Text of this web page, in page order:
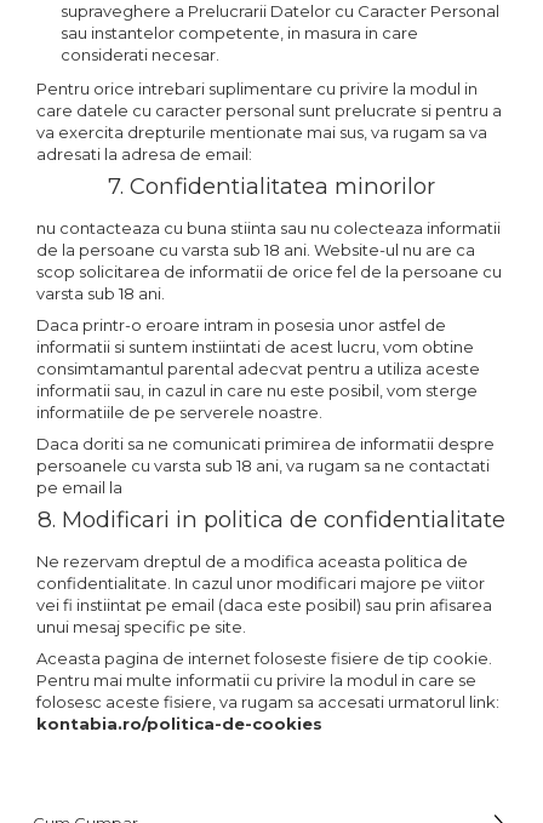
supraveghere a Prelucrarii Datelor cu Caracter Personal
sau instantelor competente, in masura in care
considerati necesar.
Pentru orice intrebari suplimentare cu privire la modul in
care datele cu caracter personal sunt prelucrate si pentru a
va exercita drepturile mentionate mai sus, va rugam sa va
adresati la adresa de email:
7. Confidentialitatea minorilor
nu contacteaza cu buna stiinta sau nu colecteaza informatii
de la persoane cu varsta sub 18 ani. Website-ul nu are ca
scop solicitarea de informatii de orice fel de la persoane cu
varsta sub 18 ani.
Daca printr-o eroare intram in posesia unor astfel de
informatii si suntem instiintati de acest lucru, vom obtine
consimtamantul parental adecvat pentru a utiliza aceste
informatii sau, in cazul in care nu este posibil, vom sterge
informatiile de pe serverele noastre.
Daca doriti sa ne comunicati primirea de informatii despre
persoanele cu varsta sub 18 ani, va rugam sa ne contactati
pe email la
8. Modificari in politica de confidentialitate
Ne rezervam dreptul de a modifica aceasta politica de
confidentialitate. In cazul unor modificari majore pe viitor
vei fi instiintat pe email (daca este posibil) sau prin afisarea
unui mesaj specific pe site.
Aceasta pagina de internet foloseste fisiere de tip cookie.
Pentru mai multe informatii cu privire la modul in care se
folosesc aceste fisiere, va rugam sa accesati urmatorul link:
kontabia.ro/politica-de-cookies